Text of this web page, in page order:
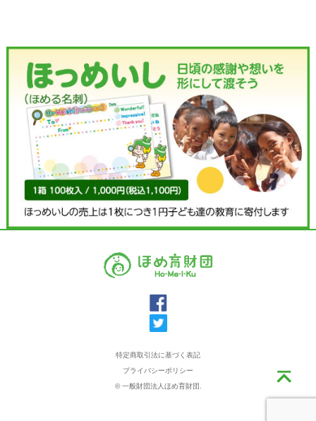
特定商取引法に基づく表記
プライバシーポリシー
© 一般財団法人ほめ育財団.